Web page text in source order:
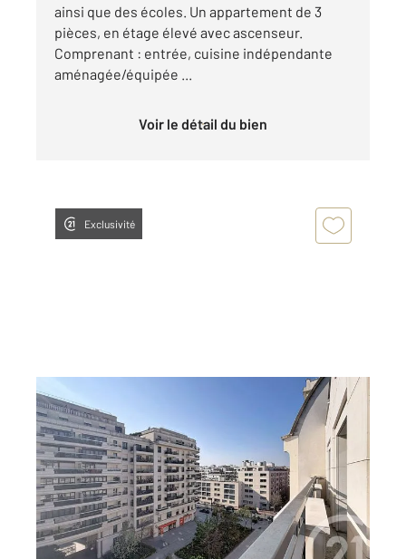
ainsi que des écoles. Un appartement de 3
pièces, en étage élevé avec ascenseur.
Comprenant : entrée, cuisine indépendante
aménagée/équipée ...
Voir le détail du bien
Exclusivité
LEVALLOIS PERRET 92
69 m2, 3 pièces
Ref : 2984
Appartement F3 à vendre
630 000 €
DERNIER ETAGE AVEC BALCON ET VUE